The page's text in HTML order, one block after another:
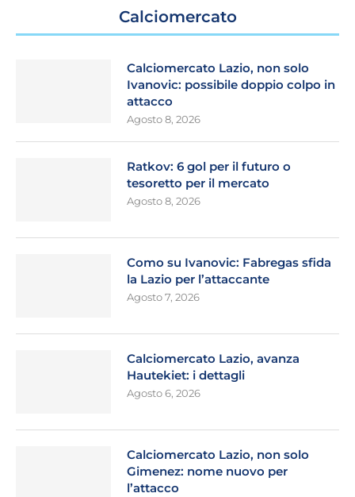
Calciomercato
Calciomercato Lazio, non solo
Ivanovic: possibile doppio colpo in
attacco
Agosto 8, 2026
Ratkov: 6 gol per il futuro o
tesoretto per il mercato
Agosto 8, 2026
Como su Ivanovic: Fabregas sfida
la Lazio per l’attaccante
Agosto 7, 2026
Calciomercato Lazio, avanza
Hautekiet: i dettagli
Agosto 6, 2026
Calciomercato Lazio, non solo
Gimenez: nome nuovo per
l’attacco